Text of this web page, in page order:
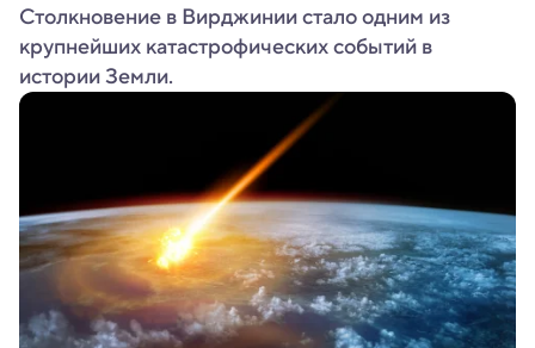
Столкновение в Вирджинии стало одним из
крупнейших катастрофических событий в
истории Земли.